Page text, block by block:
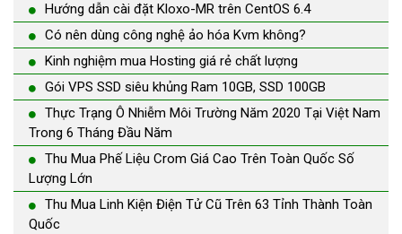
Hướng dẫn cài đặt Kloxo-MR trên CentOS 6.4
Có nên dùng công nghệ ảo hóa Kvm không?
Kinh nghiệm mua Hosting giá rẻ chất lượng
Gói VPS SSD siêu khủng Ram 10GB, SSD 100GB
Thực Trạng Ô Nhiễm Môi Trường Năm 2020 Tại Việt Nam
Trong 6 Tháng Đầu Năm
Thu Mua Phế Liệu Crom Giá Cao Trên Toàn Quốc Số
Lượng Lớn
Thu Mua Linh Kiện Điện Tử Cũ Trên 63 Tỉnh Thành Toàn
Quốc